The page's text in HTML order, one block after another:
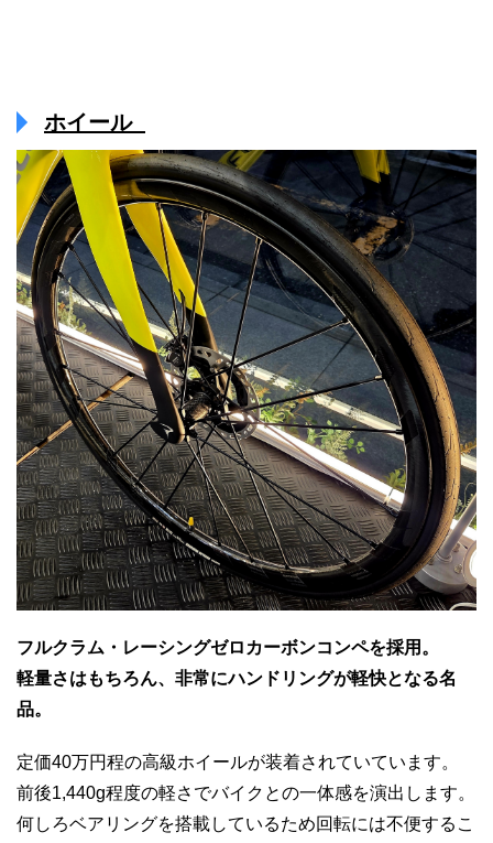
ホイール
フルクラム・レーシングゼロカーボンコンペを採用。
軽量さはもちろん、非常にハンドリングが軽快となる名
品。
定価40万円程の高級ホイールが装着されていています。
前後1,440g程度の軽さでバイクとの一体感を演出します。
何しろベアリングを搭載しているため回転には不便するこ